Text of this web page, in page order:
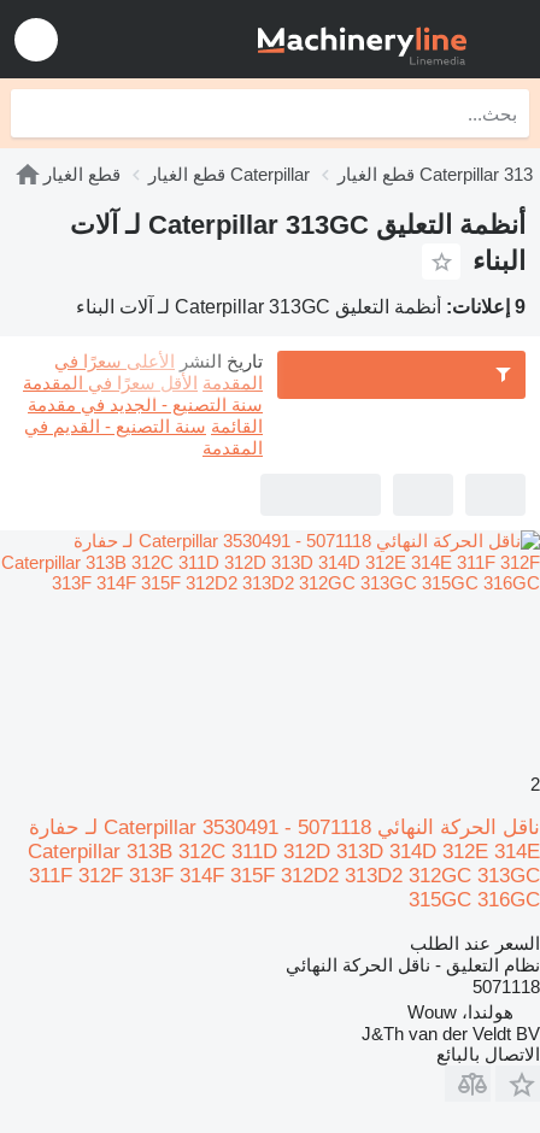
قطع الغيار قطع الغيار Caterpillar قطع الغيار Caterpillar 313
أنظمة التعليق Caterpillar 313GC لـ آلات
البناء
9 إعلانات: أنظمة التعليق Caterpillar 313GC لـ آلات البناء
تاريخ النشر الأعلى سعرًا في
المقدمة الأقل سعرًا في المقدمة
سنة التصنيع - الجديد في مقدمة
القائمة سنة التصنيع - القديم في
المقدمة
2
ناقل الحركة النهائي Caterpillar 3530491 - 5071118 لـ حفارة
Caterpillar 313B 312C 311D 312D 313D 314D 312E 314E
311F 312F 313F 314F 315F 312D2 313D2 312GC 313GC
315GC 316GC
السعر عند الطلب
نظام التعليق - ناقل الحركة النهائي
5071118
هولندا، Wouw
J&Th van der Veldt BV
الاتصال بالبائع